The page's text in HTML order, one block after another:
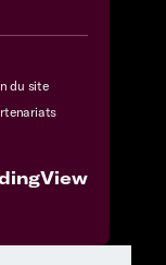
du site